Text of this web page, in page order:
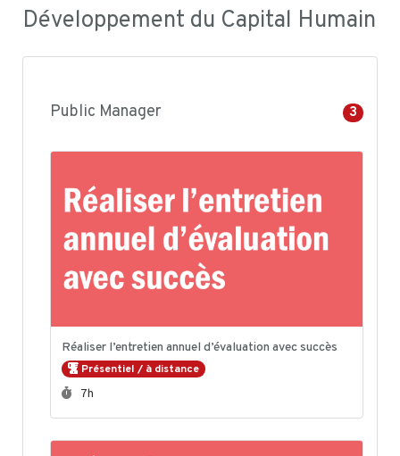
Développement du Capital Humain
Public Manager 3
Réaliser l’entretien annuel d’évaluation avec succès
Présentiel / à distance
Durée :
7h